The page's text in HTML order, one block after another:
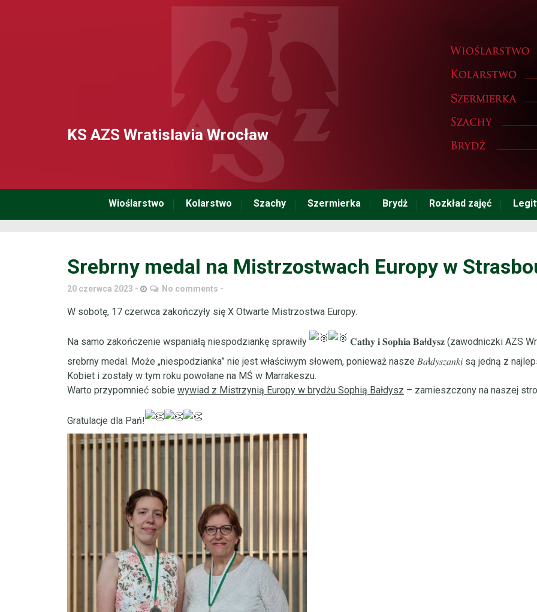
KS AZS Wratislavia Wrocław
Wioślarstwo Kolarstwo Szachy Szermierka Brydż Rozkład zajęć
Srebrny medal na Mistrzostwach Europy w
20 czerwca 2023 No comments
W sobotę, 17 czerwca zakończyły się X Otwarte Mistrzostwa Europy.
Na samo zakończenie wspaniałą niespodziankę sprawiły
𝐂𝐚𝐭𝐡𝐲 𝐢 𝐒𝐨𝐩𝐡𝐢𝐚 𝐁𝐚ł𝐝𝐲𝐬𝐳 (zawodniczki AZS
srebrny medal. Może „niespodzianka” nie jest właściwym słowem, ponieważ nasze 𝐵𝑎ł𝑑𝑦𝑠𝑧𝑎𝑛𝑘𝑖 są jedną z
Kobiet i zostały w tym roku powołane na MŚ w Marrakeszu.
Warto przypomnieć sobie wywiad z Mistrzynią Europy w brydżu Sophią Bałdysz – zamieszczony na naszej
Gratulacje dla Pań!